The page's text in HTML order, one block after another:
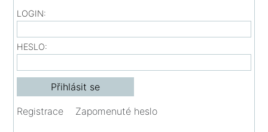
LOGIN:
HESLO:
Registrace Zapomenuté heslo